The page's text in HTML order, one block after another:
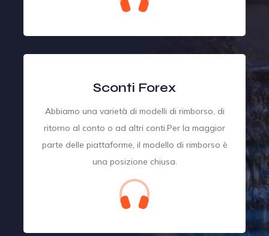
Sconti Forex
Abbiamo una varietà di modelli di rimborso, di
ritorno al conto o ad altri conti.Per la maggior
parte delle piattaforme, il modello di rimborso è
una posizione chiusa.